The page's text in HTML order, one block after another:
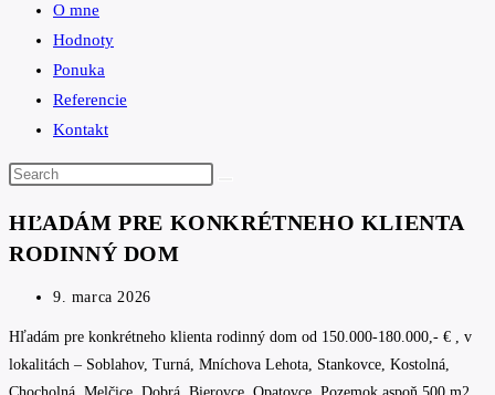
O mne
Hodnoty
Ponuka
Referencie
Kontakt
Search
website
HĽADÁM PRE KONKRÉTNEHO KLIENTA
RODINNÝ DOM
Post
9. marca 2026
Hľadám pre konkrétneho klienta rodinný dom od 150.000-180.000,- € , v
lokalitách – Soblahov, Turná, Mníchova Lehota, Stankovce, Kostolná,